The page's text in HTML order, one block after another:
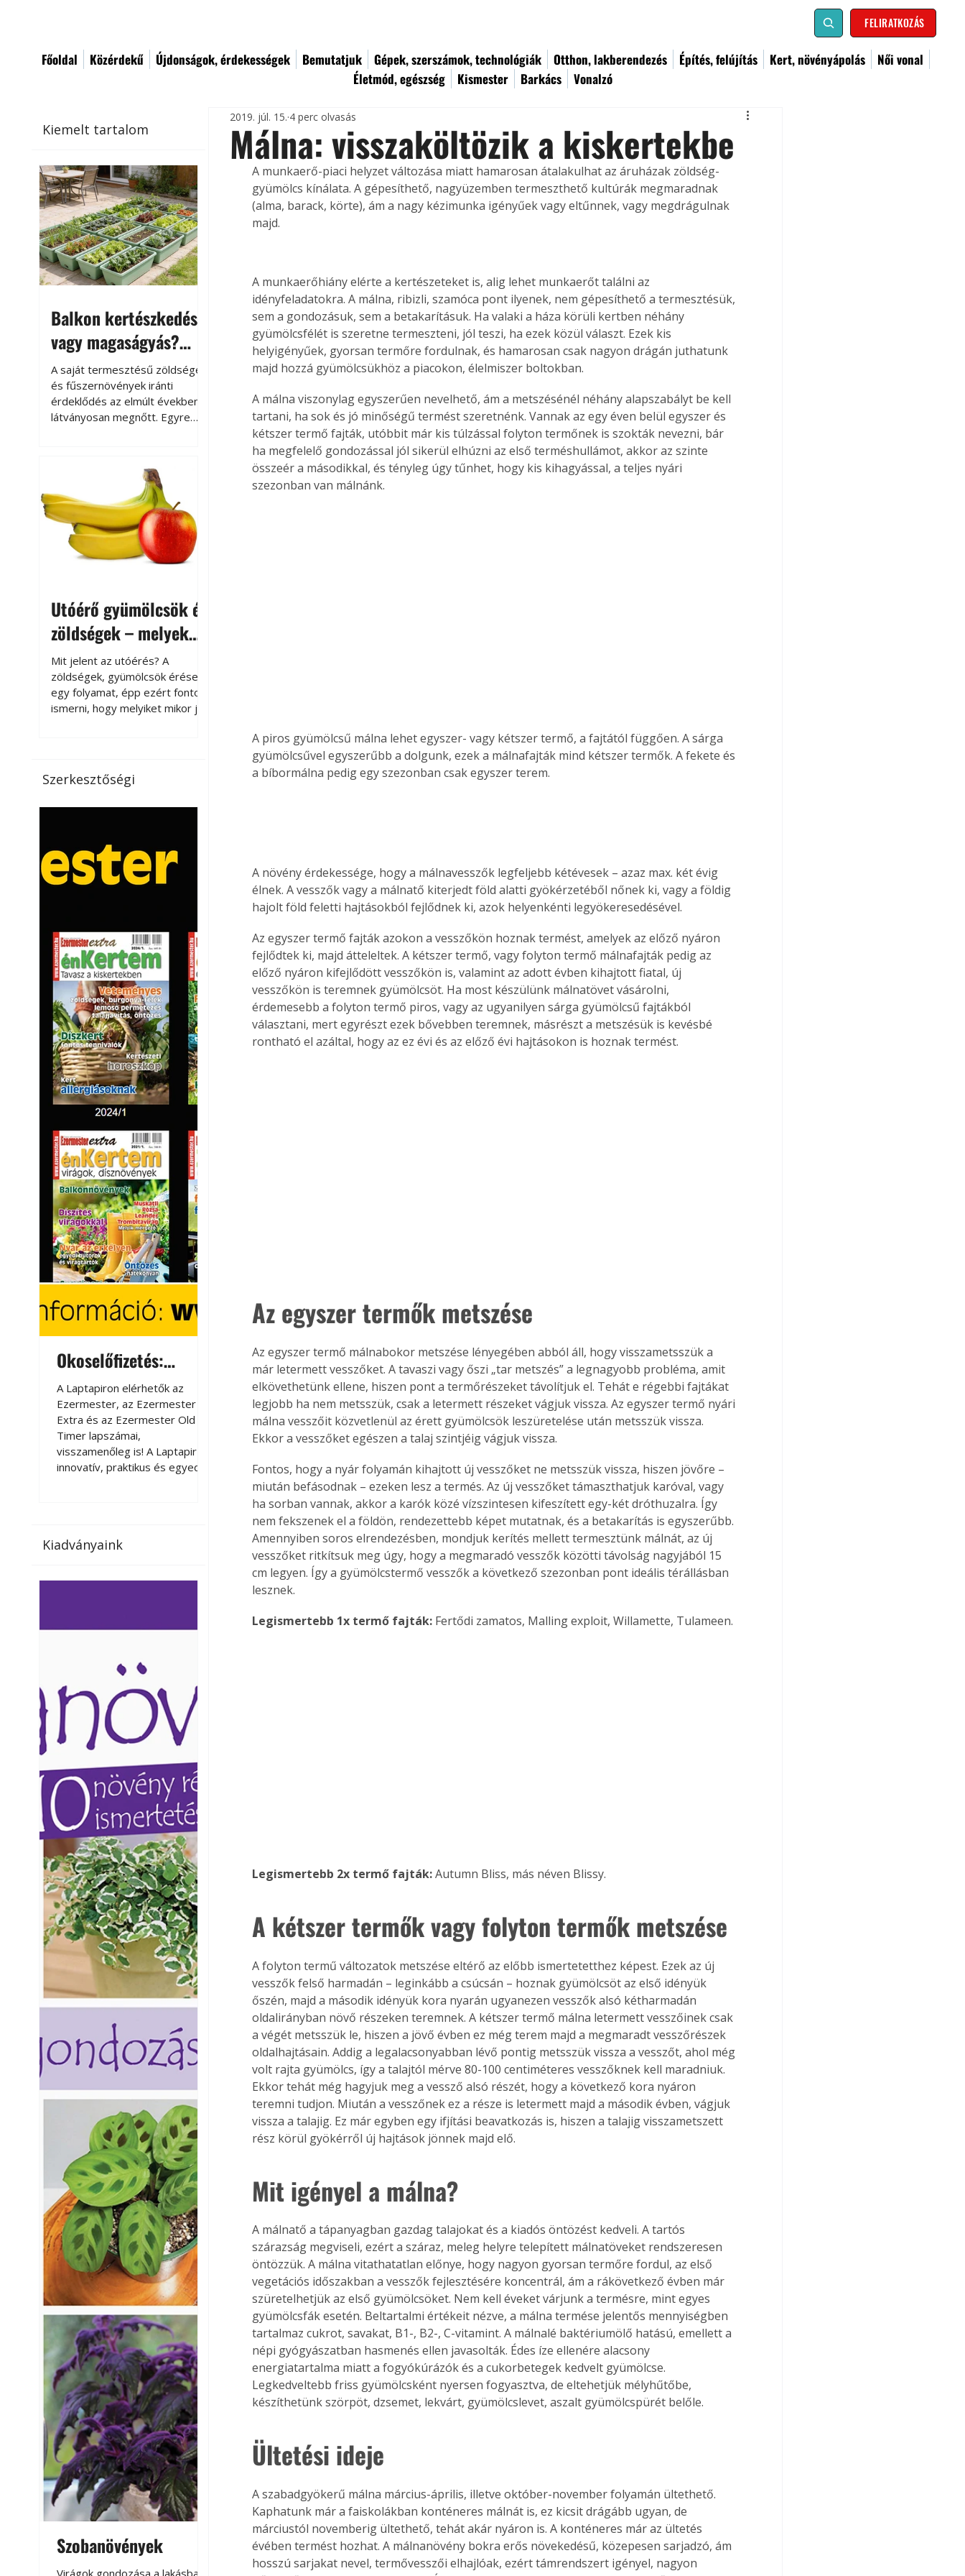
FELIRATKOZÁS
Főoldal Közérdekű Újdonságok, érdekességek Bemutatjuk Gépek, szerszámok, technológiák Otthon, lakberendezés Építés, felújítás Kert, növényápolás
Női vonal
Életmód, egészség
Kismester Barkács Vonalzó
Kiemelt tartalom
Balkon kertészkedés
vagy magaságyás?
Helytakarékos
kertészkedés
A saját termesztésű zöldségek
és fűszernövények iránti
érdeklődés az elmúlt években
látványosan megnőtt. Egyre
kertészkedés sokak számára
kikapcsolódást és feltöltődést
is jelent.
Utóérő gyümölcsök és
zöldségek – melyek
érnek tovább leszedés
után?
Mit jelent az utóérés? A
zöldségek, gyümölcsök érése
egy folyamat, épp ezért fontos
ismerni, hogy melyiket mikor jó
paradicsomot sokszor
gazdasági érettségben, azaz
Utóérik eközben, de nem lesz
olyan ízű, mint amit a saját
kertünkben, biológiai
tárolható h
Szerkesztőségi
Okoselőfizetés:
Ezermester Extra
A Laptapiron elérhetők az
Ezermester, az Ezermester
Extra és az Ezermester Old
Timer lapszámai,
visszamenőleg is! A Laptapir új,
innovatív, praktikus és egyedi
az otthonában, útközben vagy
elérhetők lapszámaink. Bárhol,
Okoselőfizetés
A Laptapiron elérhetők az
Ezermester, az Ezermester
Extra és az Ezermester Old
Timer lapszámai,
innovatív, praktikus és egyedi
megoldás a nyomtatott
magazinok digitális olvasására
számítógépen, okostelefonon
vagy táblagépen. Kényelmesen
az otthonában, útközben vagy
nyaralás, pihenés alatt is
elérhetők lapszámaink. Bárhol,
bármikor, akár külföldön élve
Ezermester lapszámai. A
Együtt jobban megéri!
Bővebb információ itt!
Együtt jobban megéri! A
könyvek tetszőleges
párosítással kedvezményes
áron, 0 Ft postaköltséggel
Kiadványaink
Szobanövények
Virágoskert: kertben,
teraszon, lakásban
Gyógyító növények: a
természet kincsei az
Málna: visszaköltözik a kiskertekbe
2019. júl. 15. 4 perc olvasás
A munkaerő-piaci helyzet változása miatt hamarosan átalakulhat az áruházak zöldség-
gyümölcs kínálata. A gépesíthető, nagyüzemben termeszthető kultúrák megmaradnak
(alma, barack, körte), ám a nagy kézimunka igényűek vagy eltűnnek, vagy megdrágulnak
majd.
A munkaerőhiány elérte a kertészeteket is, alig lehet munkaerőt találni az
idényfeladatokra. A málna, ribizli, szamóca pont ilyenek, nem gépesíthető a termesztésük,
sem a gondozásuk, sem a betakarításuk. Ha valaki a háza körüli kertben néhány
gyümölcsfélét is szeretne termeszteni, jól teszi, ha ezek közül választ. Ezek kis
helyigényűek, gyorsan termőre fordulnak, és hamarosan csak nagyon drágán juthatunk
majd hozzá gyümölcsükhöz a piacokon, élelmiszer boltokban.
A málna viszonylag egyszerűen nevelhető, ám a metszésénél néhány alapszabályt be kell
tartani, ha sok és jó minőségű termést szeretnénk. Vannak az egy éven belül egyszer és
kétszer termő fajták, utóbbit már kis túlzással folyton termőnek is szokták nevezni, bár
ha megfelelő gondozással jól sikerül elhúzni az első terméshullámot, akkor az szinte
összeér a másodikkal, és tényleg úgy tűnhet, hogy kis kihagyással, a teljes nyári
szezonban van málnánk.
A piros gyümölcsű málna lehet egyszer- vagy kétszer termő, a fajtától függően. A sárga
gyümölcsűvel egyszerűbb a dolgunk, ezek a málnafajták mind kétszer termők. A fekete és
a bíbormálna pedig egy szezonban csak egyszer terem.
A növény érdekessége, hogy a málnavesszők legfeljebb kétévesek – azaz max. két évig
élnek. A vesszők vagy a málnatő kiterjedt föld alatti gyökérzetéből nőnek ki, vagy a földig
hajolt föld feletti hajtásokból fejlődnek ki, azok helyenkénti legyökeresedésével.
Az egyszer termő fajták azokon a vesszőkön hoznak termést, amelyek az előző nyáron
fejlődtek ki, majd átteleltek. A kétszer termő, vagy folyton termő málnafajták pedig az
előző nyáron kifejlődött vesszőkön is, valamint az adott évben kihajtott fiatal, új
vesszőkön is teremnek gyümölcsöt. Ha most készülünk málnatövet vásárolni,
érdemesebb a folyton termő piros, vagy az ugyanilyen sárga gyümölcsű fajtákból
választani, mert egyrészt ezek bővebben teremnek, másrészt a metszésük is kevésbé
rontható el azáltal, hogy az ez évi és az előző évi hajtásokon is hoznak termést.
Az egyszer termők metszése
Az egyszer termő málnabokor metszése lényegében abból áll, hogy visszametsszük a
már letermett vesszőket. A tavaszi vagy őszi „tar metszés” a legnagyobb probléma, amit
elkövethetünk ellene, hiszen pont a termőrészeket távolítjuk el. Tehát e régebbi fajtákat
legjobb ha nem metsszük, csak a letermett részeket vágjuk vissza. Az egyszer termő nyári
málna vesszőit közvetlenül az érett gyümölcsök leszüretelése után metsszük vissza.
Ekkor a vesszőket egészen a talaj szintjéig vágjuk vissza.
Fontos, hogy a nyár folyamán kihajtott új vesszőket ne metsszük vissza, hiszen jövőre –
miután befásodnak – ezeken lesz a termés. Az új vesszőket támaszthatjuk karóval, vagy
ha sorban vannak, akkor a karók közé vízszintesen kifeszített egy-két dróthuzalra. Így
nem fekszenek el a földön, rendezettebb képet mutatnak, és a betakarítás is egyszerűbb.
Amennyiben soros elrendezésben, mondjuk kerítés mellett termesztünk málnát, az új
vesszőket ritkítsuk meg úgy, hogy a megmaradó vesszők közötti távolság nagyjából 15
cm legyen. Így a gyümölcstermő vesszők a következő szezonban pont ideális térállásban
lesznek.
Legismertebb 1x termő fajták: Fertődi zamatos, Malling exploit, Willamette, Tulameen.
Legismertebb 2x termő fajták: Autumn Bliss, más néven Blissy.
A kétszer termők vagy folyton termők metszése
A folyton termű változatok metszése eltérő az előbb ismertetetthez képest. Ezek az új
vesszők felső harmadán – leginkább a csúcsán – hoznak gyümölcsöt az első idényük
őszén, majd a második idényük kora nyarán ugyanezen vesszők alsó kétharmadán
oldalirányban növő részeken teremnek. A kétszer termő málna letermett vesszőinek csak
a végét metsszük le, hiszen a jövő évben ez még terem majd a megmaradt vesszőrészek
oldalhajtásain. Addig a legalacsonyabban lévő pontig metsszük vissza a vesszőt, ahol még
volt rajta gyümölcs, így a talajtól mérve 80-100 centiméteres vesszőknek kell maradniuk.
Ekkor tehát még hagyjuk meg a vessző alsó részét, hogy a következő kora nyáron
teremni tudjon. Miután a vesszőnek ez a része is letermett majd a második évben, vágjuk
vissza a talajig. Ez már egyben egy ifjítási beavatkozás is, hiszen a talajig visszametszett
rész körül gyökérről új hajtások jönnek majd elő.
Mit igényel a málna?
A málnatő a tápanyagban gazdag talajokat és a kiadós öntözést kedveli. A tartós
szárazság megviseli, ezért a száraz, meleg helyre telepített málnatöveket rendszeresen
öntözzük. A málna vitathatatlan előnye, hogy nagyon gyorsan termőre fordul, az első
vegetációs időszakban a vesszők fejlesztésére koncentrál, ám a rákövetkező évben már
szüretelhetjük az első gyümölcsöket. Nem kell éveket várjunk a termésre, mint egyes
gyümölcsfák esetén. Beltartalmi értékeit nézve, a málna termése jelentős mennyiségben
tartalmaz cukrot, savakat, B1-, B2-, C-vitamint. A málnalé baktériumölő hatású, emellett a
népi gyógyászatban hasmenés ellen javasolták. Édes íze ellenére alacsony
energiatartalma miatt a fogyókúrázók és a cukorbetegek kedvelt gyümölcse.
Legkedveltebb friss gyümölcsként nyersen fogyasztva, de eltehetjük mélyhűtőbe,
készíthetünk szörpöt, dzsemet, lekvárt, gyümölcslevet, aszalt gyümölcspürét belőle.
Ültetési ideje
A szabadgyökerű málna március-április, illetve október-november folyamán ültethető.
Kaphatunk már a faiskolákban konténeres málnát is, ez kicsit drágább ugyan, de
márciustól novemberig ültethető, tehát akár nyáron is. A konténeres már az ültetés
évében termést hozhat. A málnanövény bokra erős növekedésű, közepesen sarjadzó, ám
hosszú sarjakat nevel, termővesszői elhajlóak, ezért támrendszert igényel, nagyon